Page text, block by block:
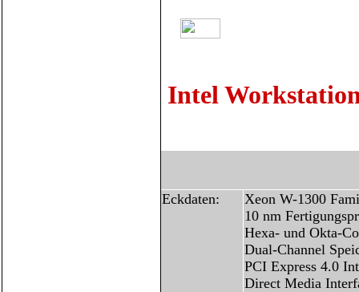
Intel
Eckdaten:
Xeon W-1300
10 nm
Hexa- und Okta-
Dual-Channel
PCI Express 4.0
Direct Media